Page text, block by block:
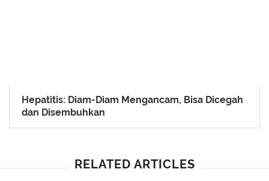
Hepatitis: Diam-Diam Mengancam, Bisa Dicegah
dan Disembuhkan
RELATED ARTICLES